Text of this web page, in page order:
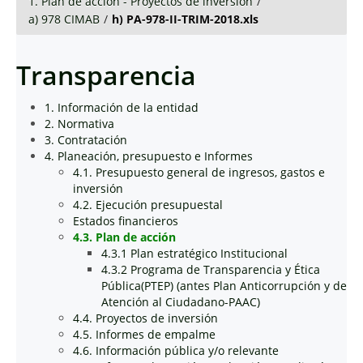
a) 978 CIMAB / h) PA-978-II-TRIM-2018.xls
Transparencia
1. Información de la entidad
2. Normativa
3. Contratación
4. Planeación, presupuesto e Informes
4.1. Presupuesto general de ingresos, gastos e
inversión
4.2. Ejecución presupuestal
Estados financieros
4.3. Plan de acción
4.3.1 Plan estratégico Institucional
4.3.2 Programa de Transparencia y Ética
Pública(PTEP) (antes Plan Anticorrupción y de
Atención al Ciudadano-PAAC)
4.4. Proyectos de inversión
4.5. Informes de empalme
4.6. Información pública y/o relevante